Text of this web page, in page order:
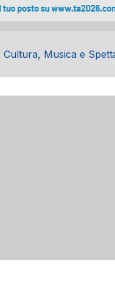
Cultura, Musica e